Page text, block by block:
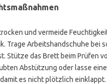
und vermeide
Trage Arbeitshandschuhe bei
Stütze das Brett beim Prüfen
Abstützung oder lasse
es nicht plötzlich einklappt.